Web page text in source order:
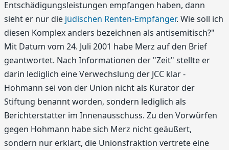
Entschädigungsleistungen empfangen haben, dann
sieht er nur die jüdischen Renten-Empfänger. Wie soll ich
diesen Komplex anders bezeichnen als antisemitisch?"
Mit Datum vom 24. Juli 2001 habe Merz auf den Brief
geantwortet. Nach Informationen der "Zeit" stellte er
darin lediglich eine Verwechslung der JCC klar -
Hohmann sei von der Union nicht als Kurator der
Stiftung benannt worden, sondern lediglich als
Berichterstatter im Innenausschuss. Zu den Vorwürfen
gegen Hohmann habe sich Merz nicht geäußert,
sondern nur erklärt, die Unionsfraktion vertrete eine